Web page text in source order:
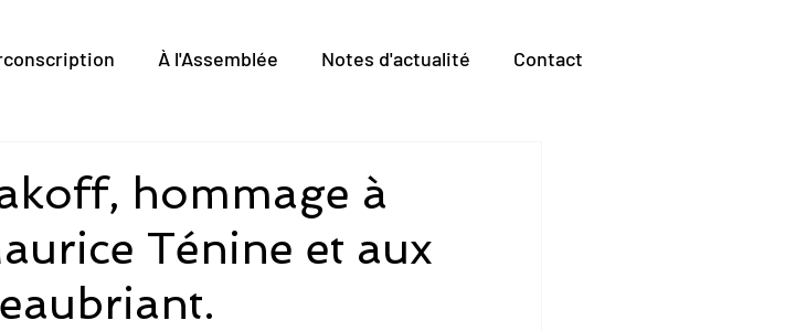
À l'Assemblée Notes d'actualité Contact
hommage à
Ténine et aux